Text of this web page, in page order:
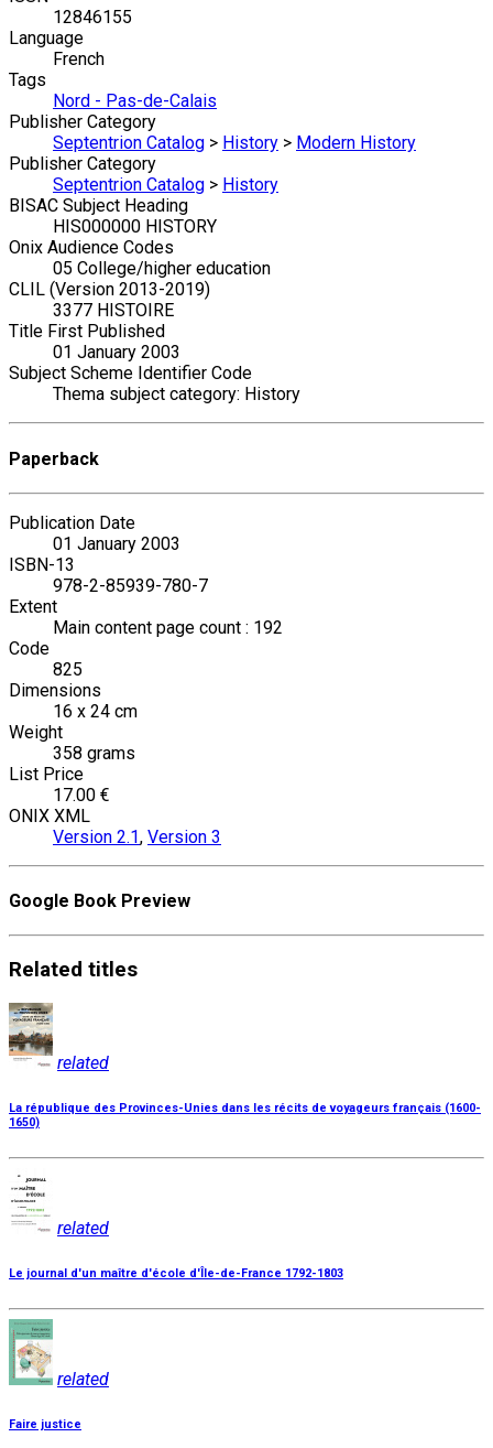
12846155
Language
French
Tags
Nord - Pas-de-Calais
Publisher Category
Septentrion Catalog > History > Modern History
Publisher Category
Septentrion Catalog > History
BISAC Subject Heading
HIS000000 HISTORY
Onix Audience Codes
05 College/higher education
CLIL (Version 2013-2019)
3377 HISTOIRE
Title First Published
01 January 2003
Subject Scheme Identifier Code
Thema subject category: History
Paperback
Publication Date
01 January 2003
ISBN-13
978-2-85939-780-7
Extent
Main content page count : 192
Code
825
Dimensions
16 x 24 cm
Weight
358 grams
List Price
17.00 €
ONIX XML
Version 2.1, Version 3
Google Book Preview
Related titles
related
La république des Provinces-Unies dans les récits de voyageurs français (1600-
1650)
related
Le journal d'un maître d'école d'Île-de-France 1792-1803
related
Faire justice